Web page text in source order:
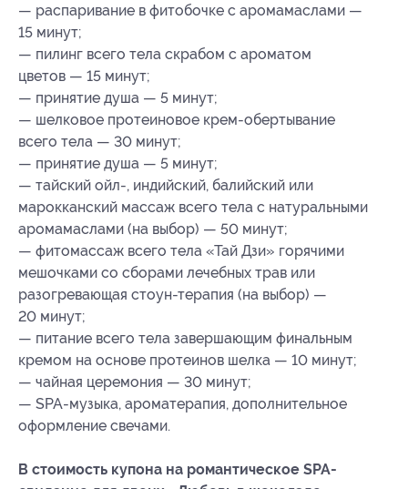
— распаривание в фитобочке с аромамаслами —
15 минут;
— пилинг всего тела скрабом с ароматом
цветов — 15 минут;
— принятие душа — 5 минут;
— шелковое протеиновое крем-обертывание
всего тела — 30 минут;
— принятие душа — 5 минут;
— тайский ойл-, индийский, балийский или
марокканский массаж всего тела с натуральными
аромамаслами (на выбор) — 50 минут;
— фитомассаж всего тела «Тай Дзи» горячими
мешочками со сборами лечебных трав или
разогревающая стоун-терапия (на выбор) —
20 минут;
— питание всего тела завершающим финальным
кремом на основе протеинов шелка — 10 минут;
— чайная церемония — 30 минут;
— SPA-музыка, ароматерапия, дополнительное
оформление свечами.
В стоимость купона на романтическое SPA-